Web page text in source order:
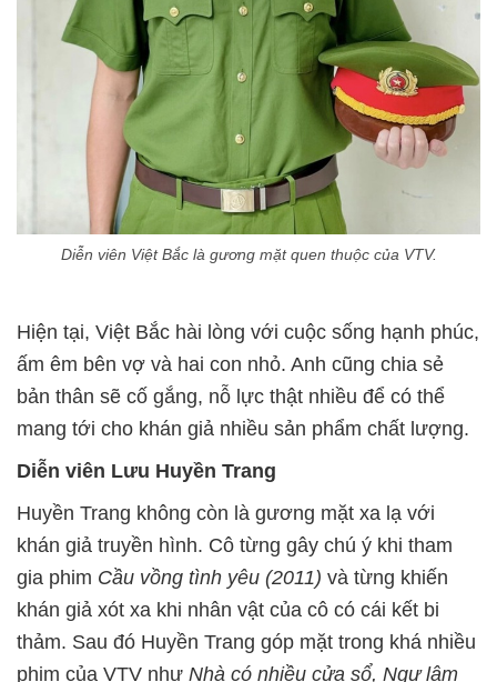
Diễn viên Việt Bắc là gương mặt quen thuộc của VTV.
Hiện tại, Việt Bắc hài lòng với cuộc sống hạnh phúc,
ấm êm bên vợ và hai con nhỏ. Anh cũng chia sẻ
bản thân sẽ cố gắng, nỗ lực thật nhiều để có thể
mang tới cho khán giả nhiều sản phẩm chất lượng.
Diễn viên Lưu Huyền Trang
Huyền Trang không còn là gương mặt xa lạ với
khán giả truyền hình. Cô từng gây chú ý khi tham
gia phim Cầu vồng tình yêu (2011) và từng khiến
khán giả xót xa khi nhân vật của cô có cái kết bi
thảm. Sau đó Huyền Trang góp mặt trong khá nhiều
phim của VTV như Nhà có nhiều cửa sổ, Ngự lâm